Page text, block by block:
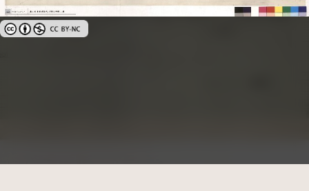
創用CC姓名標示-非商業性 3.0 台灣及其後版本(CC BY-NC 3.0 TW +)